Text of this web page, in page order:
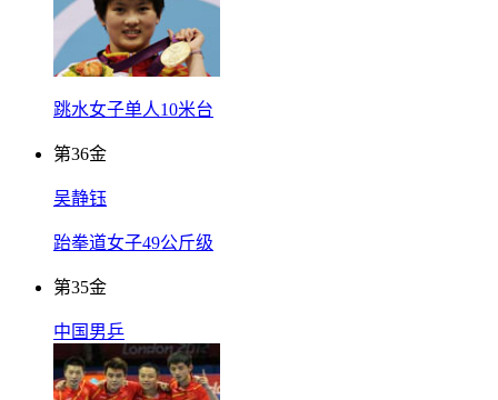
跳水女子单人10米台
第36金
吴静钰
跆拳道女子49公斤级
第35金
中国男乒